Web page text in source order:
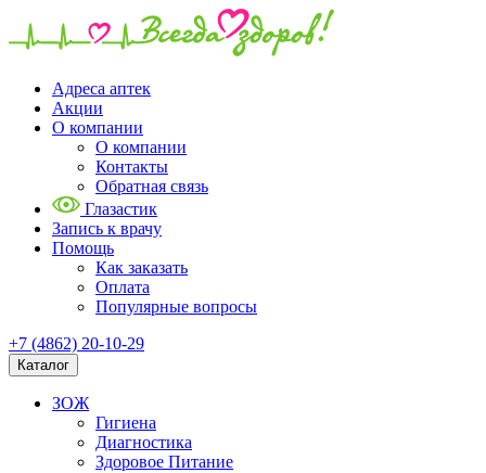
Адреса аптек
Акции
О компании
О компании
Контакты
Обратная связь
Глазастик
Запись к врачу
Помощь
Как заказать
Оплата
Популярные вопросы
+7 (4862) 20-10-29
Каталог
ЗОЖ
Гигиена
Диагностика
Здоровое Питание